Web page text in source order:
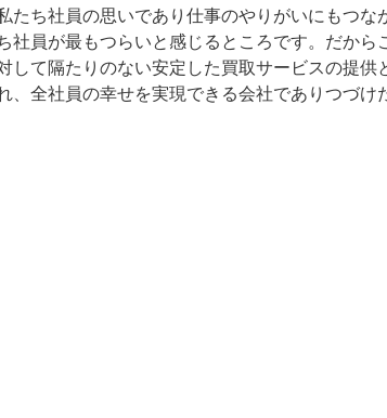
ち社員の思いであり仕事のやりがいにもつな
員が最もつらいと感じるところです。だから
て隔たりのない安定した買取サービスの提供
全社員の幸せを実現できる会社でありつづけ